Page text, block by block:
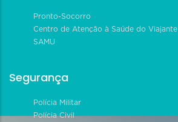
Pronto-Socorro
Centro de Atenção à Saúde do Viajante
SAMU
Segurança
Polícia Militar
Polícia Civil